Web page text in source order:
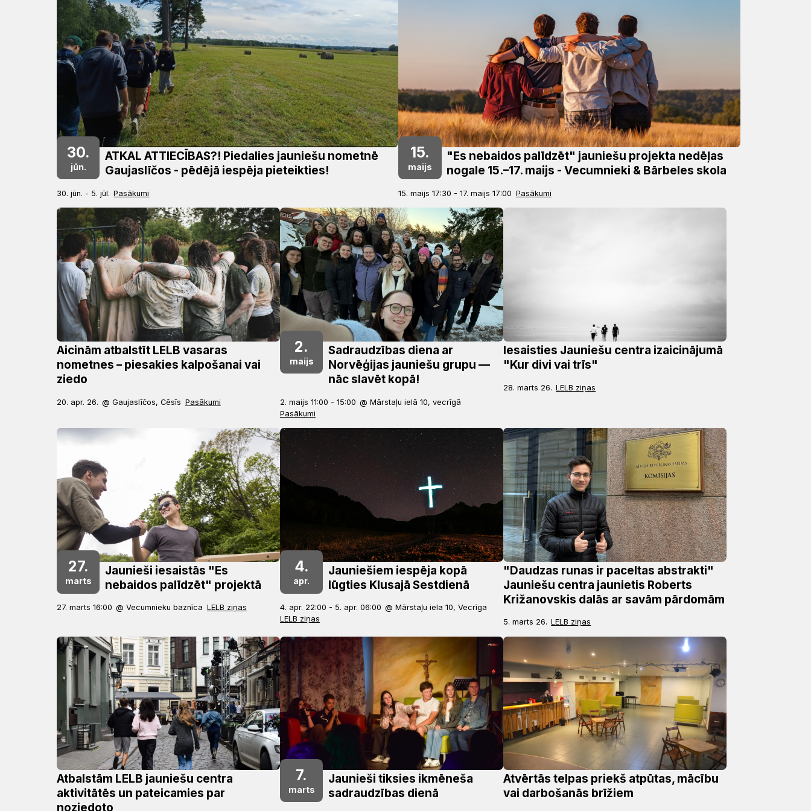
kristietību
30.
jūn.
ATKAL ATTIECĪBAS?! Piedalies jauniešu nometnē
Gaujaslīčos - pēdējā iespēja pieteikties!
30. jūn. - 5. jūl. Pasākumi
15.
maijs
"Es nebaidos palīdzēt" jauniešu projekta nedēļas
nogale 15.–17. maijs - Vecumnieki & Bārbeles skola
15. maijs 17:30 - 17. maijs 17:00 Pasākumi
Aicinām atbalstīt LELB vasaras
nometnes – piesakies kalpošanai vai
ziedo
20. apr. 26. @ Gaujaslīčos, Cēsīs Pasākumi
2.
maijs
Sadraudzības diena ar
Norvēģijas jauniešu grupu —
nāc slavēt kopā!
2. maijs 11:00 - 15:00 @ Mārstaļu ielā 10, vecrīgā
Pasākumi
Iesaisties Jauniešu centra izaicinājumā
"Kur divi vai trīs"
28. marts 26. LELB ziņas
27.
marts
Jaunieši iesaistās "Es
nebaidos palīdzēt" projektā
27. marts 16:00 @ Vecumnieku baznīca LELB ziņas
4.
apr.
Jauniešiem iespēja kopā
lūgties Klusajā Sestdienā
4. apr. 22:00 - 5. apr. 06:00 @ Mārstaļu iela 10, Vecrīga
LELB ziņas
"Daudzas runas ir paceltas abstrakti"
Jauniešu centra jaunietis Roberts
Križanovskis dalās ar savām pārdomām
5. marts 26. LELB ziņas
Atbalstām LELB jauniešu centra
aktivitātēs un pateicamies par
noziedoto
7.
marts
Jaunieši tiksies ikmēneša
sadraudzības dienā
Atvērtās telpas priekš atpūtas, mācību
vai darbošanās brīžiem